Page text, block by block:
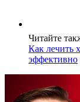
Читайте
Как лечить
эффективно